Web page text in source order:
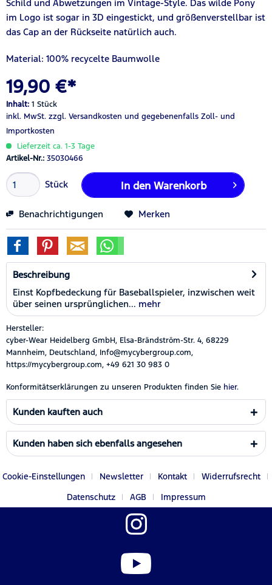
Schild und Abwetzungen im Vintage-Style. Das wilde Pony
im Logo ist sogar in 3D eingestickt, und größenverstellbar ist
das Cap an der Rückseite natürlich auch.
Material: 100% recycelte Baumwolle
19,90 €*
Inhalt: 1 Stück
inkl. MwSt. zzgl. Versandkosten und gegebenenfalls Zoll- und
Importkosten
Lieferzeit ca. 1-3 Tage
Artikel-Nr.: 35030466
Stück In den Warenkorb
Benachrichtigungen Merken
Beschreibung
Einst Kopfbedeckung für Baseballspieler, inzwischen weit
über seinen ursprünglichen... mehr
Hersteller:
cyber-Wear Heidelberg GmbH, Elsa-Brändström-Str. 4, 68229
Mannheim, Deutschland, Info@mycybergroup.com,
https://mycybergroup.com, +49 621 30 983 0
Konformitätserklärungen zu unseren Produkten finden Sie hier.
Kunden kauften auch
Kunden haben sich ebenfalls angesehen
Cookie-Einstellungen Newsletter Kontakt
Widerrufsrecht
Datenschutz
AGB Impressum